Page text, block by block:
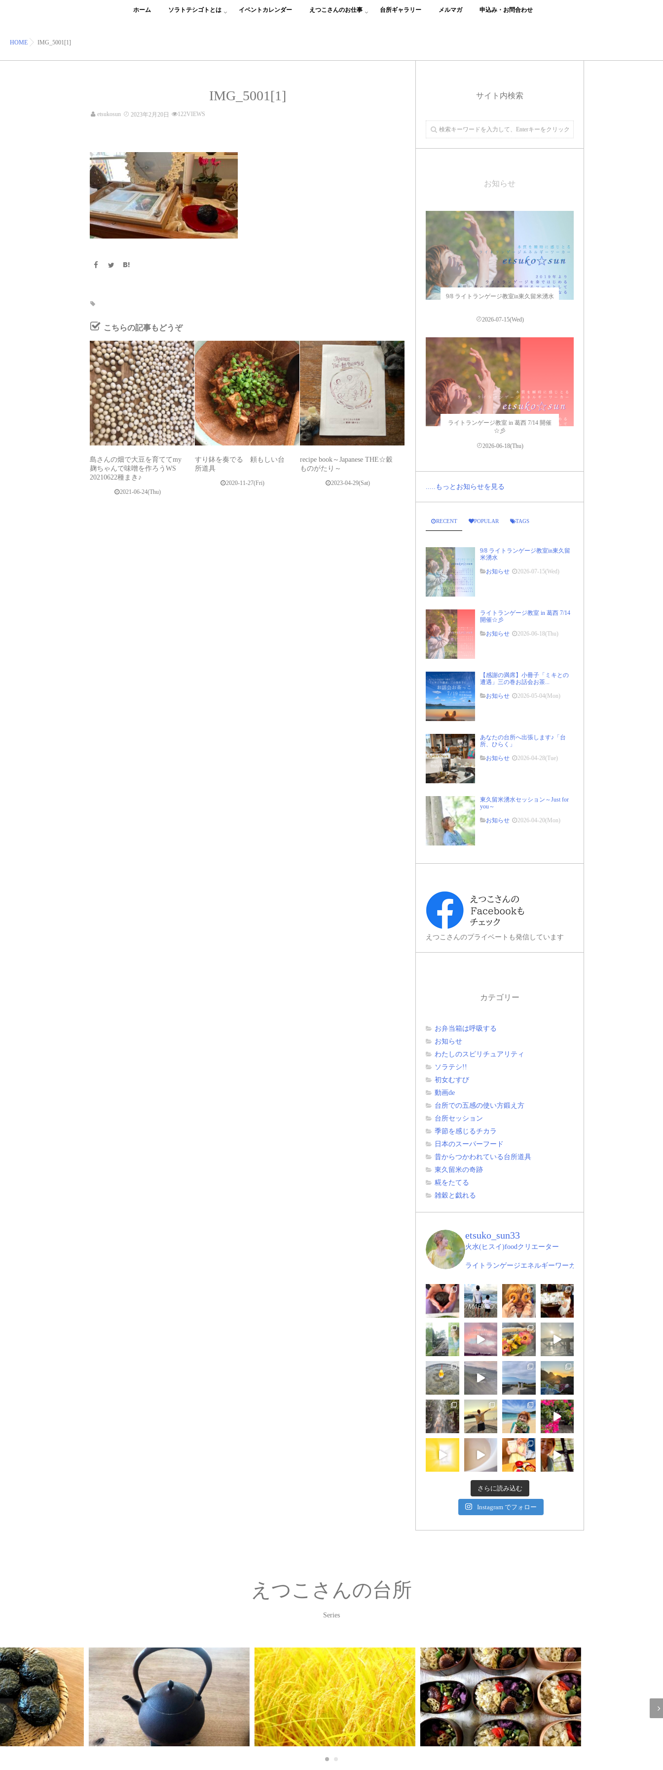
ホーム ソラトテシゴトとは イベントカレンダー えつこさんのお仕事 台所ギャラリー メルマガ 申込み・お問合わせ
HOME IMG_5001[1]
IMG_5001[1]
etsukosun 2023年2月20日 122VIEWS
こちらの記事もどうぞ
島さんの畑で大豆を育ててmy
麹ちゃんで味噌を作ろうWS
20210622種まき♪
2021-06-24(Thu)
すり鉢を奏でる 頼もしい台
所道具
2020-11-27(Fri)
recipe book～Japanese THE☆穀
ものがたり～
2023-04-29(Sat)
サイト内検索
お知らせ
9/8 ライトランゲージ教室in東久留米湧水
2026-07-15(Wed)
ライトランゲージ教室 in 葛西 7/14 開催
☆彡
2026-06-18(Thu)
.....もっとお知らせを見る
RECENT POPULAR TAGS
9/8 ライトランゲージ教室in東久留
米湧水
お知らせ
2026-07-15(Wed)
ライトランゲージ教室 in 葛西 7/14
開催☆彡
お知らせ
2026-06-18(Thu)
【感謝の満席】小冊子「ミキとの
遭遇」三の巻お話会お茶...
お知らせ
2026-05-04(Mon)
あなたの台所へ出張します♪「台
所、ひらく」
お知らせ
2026-04-28(Tue)
東久留米湧水セッション～Just for
you～
お知らせ
2026-04-20(Mon)
えつこさんのプライベートも発信しています
カテゴリー
お弁当箱は呼吸する
お知らせ
わたしのスピリチュアリティ
ソラテシ!!
初女むすび
動画de
台所での五感の使い方鍛え方
台所セッション
季節を感じるチカラ
日本のスーパーフード
昔からつかわれている台所道具
東久留米の奇跡
糀をたてる
雑穀と戯れる
etsuko_sun33
火水(ヒスイ)foodクリエーター
ライトランゲージエネルギーワーカー
さらに読み込む
Instagram でフォロー
えつこさんの台所
Series